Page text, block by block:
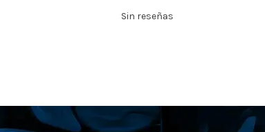
Sin reseñas